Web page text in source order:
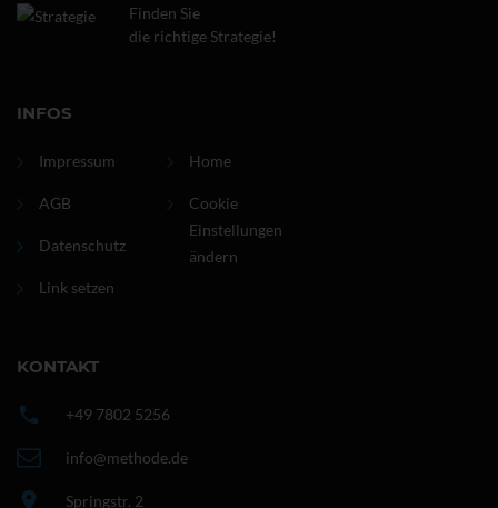
Finden Sie
die richtige Strategie!
INFOS
Impressum
AGB
Datenschutz
Link setzen
Home
Cookie
Einstellungen
ändern
KONTAKT
+49 7802 5256
info@methode.de
Springstr. 2